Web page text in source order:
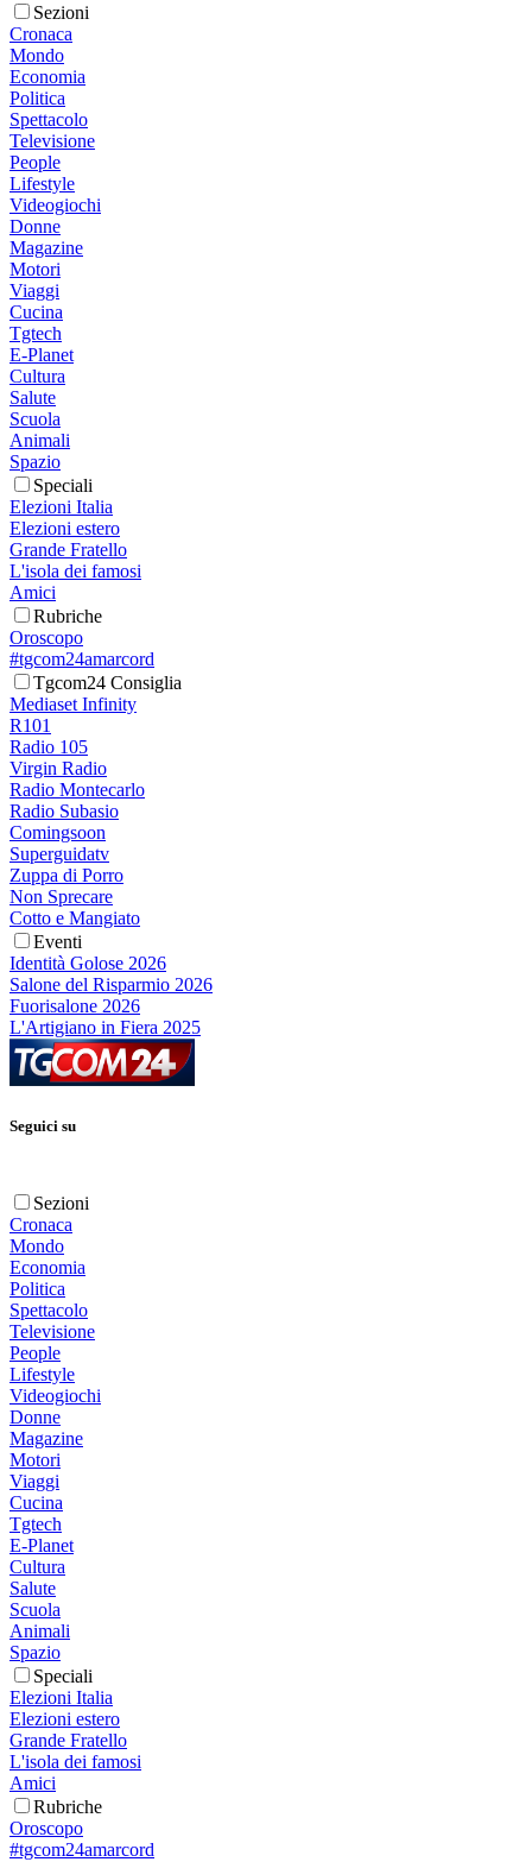
Sezioni
Cronaca
Mondo
Economia
Politica
Spettacolo
Televisione
People
Lifestyle
Videogiochi
Donne
Magazine
Motori
Viaggi
Cucina
Tgtech
E-Planet
Cultura
Salute
Scuola
Animali
Spazio
Speciali
Elezioni Italia
Elezioni estero
Grande Fratello
L'isola dei famosi
Amici
Rubriche
Oroscopo
#tgcom24amarcord
Tgcom24 Consiglia
Mediaset Infinity
R101
Radio 105
Virgin Radio
Radio Montecarlo
Radio Subasio
Comingsoon
Superguidatv
Zuppa di Porro
Non Sprecare
Cotto e Mangiato
Eventi
Identità Golose 2026
Salone del Risparmio 2026
Fuorisalone 2026
L'Artigiano in Fiera 2025
Seguici su
Sezioni
Cronaca
Mondo
Economia
Politica
Spettacolo
Televisione
People
Lifestyle
Videogiochi
Donne
Magazine
Motori
Viaggi
Cucina
Tgtech
E-Planet
Cultura
Salute
Scuola
Animali
Spazio
Speciali
Elezioni Italia
Elezioni estero
Grande Fratello
L'isola dei famosi
Amici
Rubriche
Oroscopo
#tgcom24amarcord